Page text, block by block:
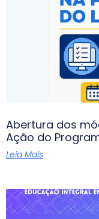
Abertura dos
Ação do
Leia Mais